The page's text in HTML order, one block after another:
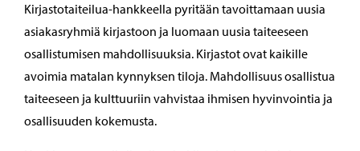
Kirjastotaiteilua-hankkeella pyritään tavoittamaan uusia
asiakasryhmiä kirjastoon ja luomaan uusia taiteeseen
osallistumisen mahdollisuuksia. Kirjastot ovat kaikille
avoimia matalan kynnyksen tiloja. Mahdollisuus osallistua
taiteeseen ja kulttuuriin vahvistaa ihmisen hyvinvointia ja
osallisuuden kokemusta.